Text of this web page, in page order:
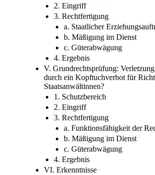
2. Eingriff
3. Rechtfertigung
a. Staatlicher
b. Mäßigung im Dienst
c. Güterabwägung
4. Ergebnis
V. Grundrechtsprüfung:
durch ein Kopftuchverbot für
Staatsanwältinnen?
1. Schutzbereich
2. Eingriff
3. Rechtfertigung
a. Funktionsfähigkeit der
b. Mäßigung im Dienst
c. Güterabwägung
4. Ergebnis
VI. Erkenntnisse